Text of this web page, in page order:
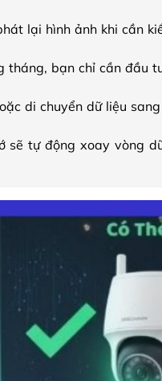
lại hình ảnh khi cần
tháng, bạn chỉ cần đầu
di chuyển dữ liệu
sẽ tự động xoay vòng